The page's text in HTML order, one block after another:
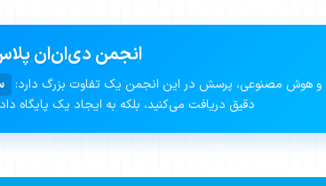
انجمن دی‌ان‌ان
و هوش مصنوعی، پرسش در این انجمن یک تفاوت بزرگ دارد:
دقیق دریافت می‌کنید، بلکه به ایجاد یک پایگاه